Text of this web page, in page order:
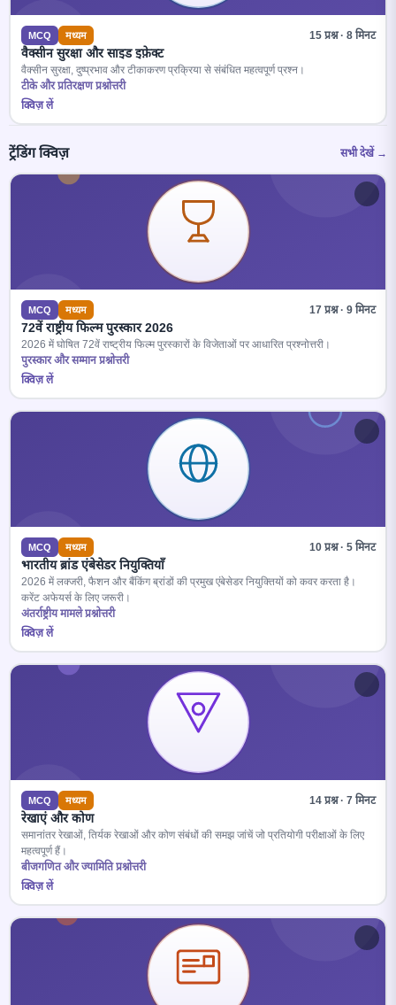
MCQ मध्यम 15 प्रश्न · 8 मिनट
वैक्सीन सुरक्षा और साइड इफ़ेक्ट
वैक्सीन सुरक्षा, दुष्प्रभाव और टीकाकरण प्रक्रिया से संबंधित महत्वपूर्ण प्रश्न।
टीके और प्रतिरक्षण प्रश्नोत्तरी
क्विज़ लें
ट्रेंडिंग क्विज़ सभी देखें →
MCQ मध्यम 17 प्रश्न · 9 मिनट
72वें राष्ट्रीय फिल्म पुरस्कार 2026
2026 में घोषित 72वें राष्ट्रीय फिल्म पुरस्कारों के विजेताओं पर आधारित प्रश्नोत्तरी।
पुरस्कार और सम्मान प्रश्नोत्तरी
क्विज़ लें
MCQ मध्यम 10 प्रश्न · 5 मिनट
भारतीय ब्रांड एंबेसेडर नियुक्तियाँ
2026 में लक्जरी, फैशन और बैंकिंग ब्रांडों की प्रमुख एंबेसेडर नियुक्तियों को कवर करता है।
करेंट अफेयर्स के लिए जरूरी।
अंतर्राष्ट्रीय मामले प्रश्नोत्तरी
क्विज़ लें
MCQ मध्यम 14 प्रश्न · 7 मिनट
रेखाएं और कोण
समानांतर रेखाओं, तिर्यक रेखाओं और कोण संबंधों की समझ जांचें जो प्रतियोगी परीक्षाओं के लिए
महत्वपूर्ण हैं।
बीजगणित और ज्यामिति प्रश्नोत्तरी
क्विज़ लें